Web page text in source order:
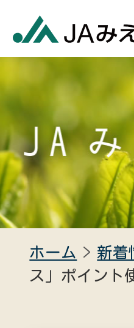
ホーム 新着
ス」ポイント